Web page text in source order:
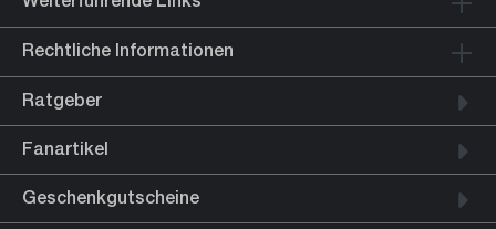
Rechtliche Informationen
Ratgeber
Fanartikel
Geschenkgutscheine